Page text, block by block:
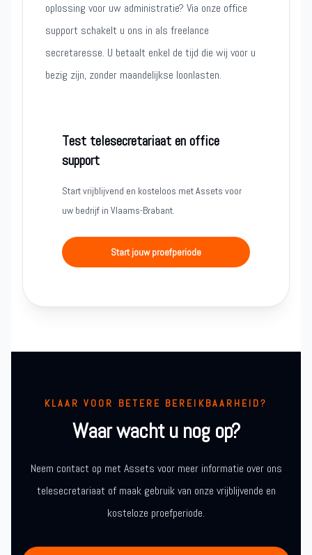
oplossing voor uw administratie? Via onze office
support schakelt u ons in als freelance
secretaresse. U betaalt enkel de tijd die wij voor u
bezig zijn, zonder maandelijkse loonlasten.
Test telesecretariaat en office
support
Start vrijblijvend en kosteloos met Assets voor
uw bedrijf in Vlaams-Brabant.
Start jouw proefperiode
KLAAR VOOR BETERE BEREIKBAARHEID?
Waar wacht u nog op?
Neem contact op met Assets voor meer informatie over ons
telesecretariaat of maak gebruik van onze vrijblijvende en
kosteloze proefperiode.